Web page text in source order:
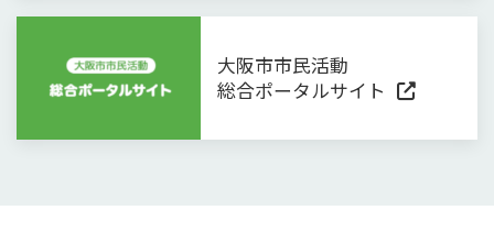
大阪市市民活動
総合ポータルサイト